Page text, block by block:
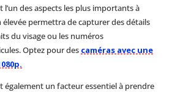
l’un des aspects les plus importants à
permettra de capturer des détails
du visage ou les numéros
Optez pour des caméras avec une
également un facteur essentiel à prendre